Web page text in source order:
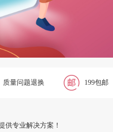
质量问题退换 199包邮
供专业解决方案！